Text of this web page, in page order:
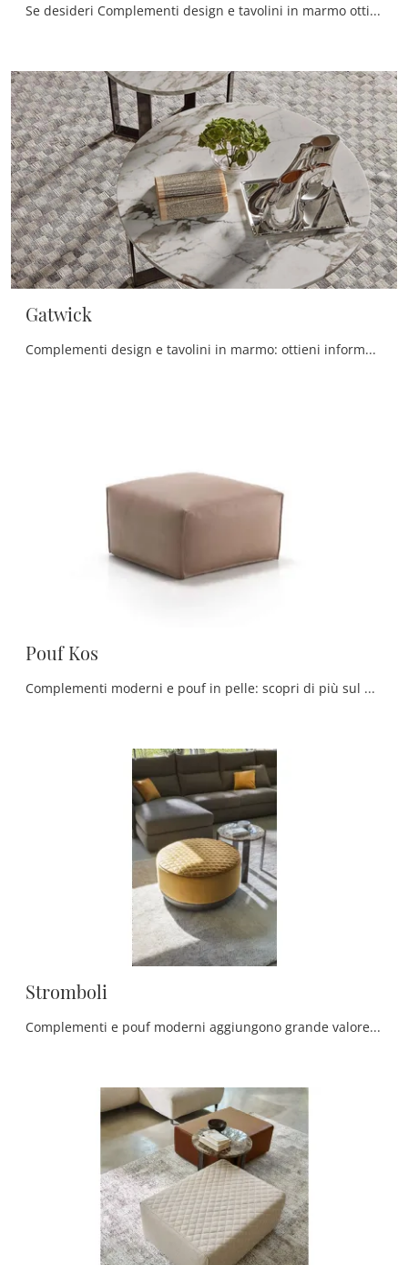
Se desideri Complementi design e tavolini in marmo ottieni informazioni sul modello Heathrow del marchio Rosini Divani.
Gatwick
Complementi design e tavolini in marmo: ottieni informazioni sul modello Gatwick di Rosini Divani e potrai completare i tuoi spazi.
Pouf Kos
Complementi moderni e pouf in pelle: scopri di più sul modello Pouf Kos di Rosini Divani e potrai impreziosire i tuoi locali.
Stromboli
Complementi e pouf moderni aggiungono grande valore all’arredo delle nostre case e sono plurifunzionali oltre che belli da vedere.